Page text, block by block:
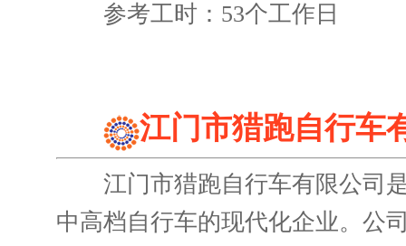
参考工时：53个工作日
江门市猎跑自行车
江门市猎跑自行车有限公司是
中高档自行车的现代化企业。公